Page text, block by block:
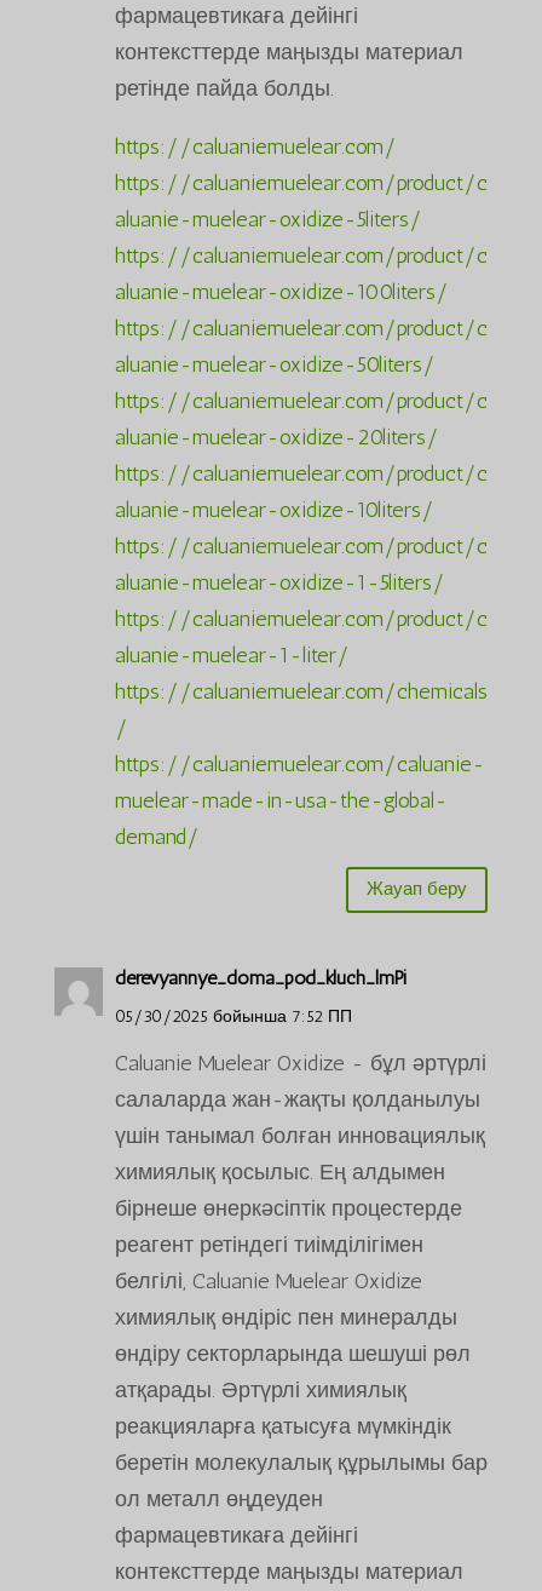
фармацевтикаға дейінгі
контексттерде маңызды материал
ретінде пайда болды.
https://caluaniemuelear.com/
https://caluaniemuelear.com/product/c
aluanie-muelear-oxidize-5liters/
https://caluaniemuelear.com/product/c
aluanie-muelear-oxidize-100liters/
https://caluaniemuelear.com/product/c
aluanie-muelear-oxidize-50liters/
https://caluaniemuelear.com/product/c
aluanie-muelear-oxidize-20liters/
https://caluaniemuelear.com/product/c
aluanie-muelear-oxidize-10liters/
https://caluaniemuelear.com/product/c
aluanie-muelear-oxidize-1-5liters/
https://caluaniemuelear.com/product/c
aluanie-muelear-1-liter/
https://caluaniemuelear.com/chemicals
/
https://caluaniemuelear.com/caluanie-
muelear-made-in-usa-the-global-
demand/
Жауап беру
derevyannye_doma_pod_kluch_lmPi
05/30/2025 бойынша 7:52 ПП
Caluanie Muelear Oxidize - бұл әртүрлі
салаларда жан-жақты қолданылуы
үшін танымал болған инновациялық
химиялық қосылыс. Ең алдымен
бірнеше өнеркәсіптік процестерде
реагент ретіндегі тиімділігімен
белгілі, Caluanie Muelear Oxidize
химиялық өндіріс пен минералды
өндіру секторларында шешуші рөл
атқарады. Әртүрлі химиялық
реакцияларға қатысуға мүмкіндік
беретін молекулалық құрылымы бар
ол металл өңдеуден
фармацевтикаға дейінгі
контексттерде маңызды материал